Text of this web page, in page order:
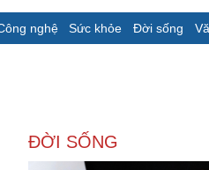
nghệ Sức khỏe Đời sống
Giá cà phê
ĐỜI SỐNG